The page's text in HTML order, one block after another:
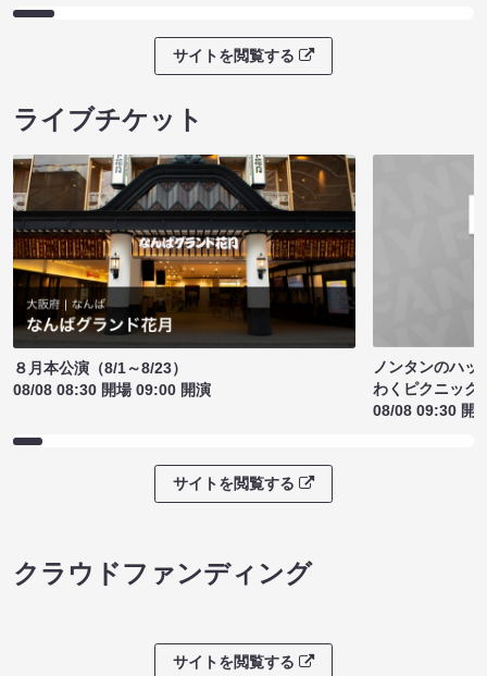
サイトを閲覧する
ライブチケット
８月本公演（8/1～8/23）
08/08 08:30 開場 09:00 開演
ノンタンのハッ
わくピクニック
08/08 09:30 開
サイトを閲覧する
クラウドファンディング
サイトを閲覧する